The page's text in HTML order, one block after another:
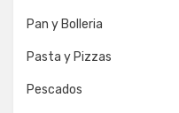
Pan y Bolleria
Pasta y Pizzas
Pescados